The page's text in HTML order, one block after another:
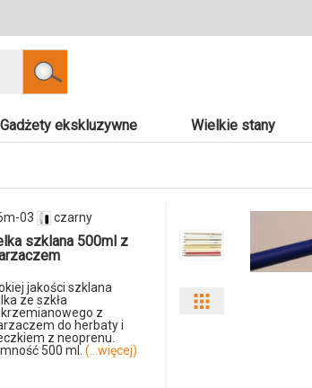
Szukaj
Gadżety ekskluzywne Wielkie stany
03 czarny
szklana 500ml z
jakości szklana
ze szkła
z
do herbaty i
z neoprenu.
500 ml. (...więcej)